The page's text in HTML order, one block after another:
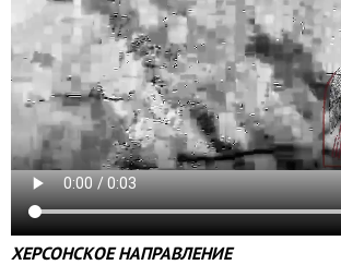
ХЕРСОНСКОЕ НАПРАВЛЕНИЕ